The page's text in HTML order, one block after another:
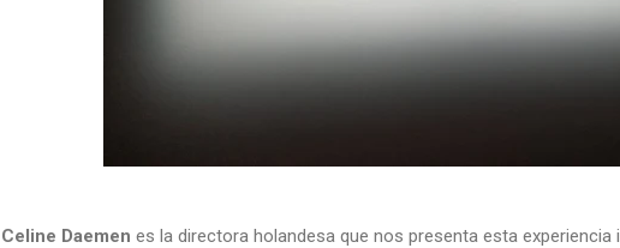
Celine Daemen es la directora holandesa que nos presenta esta experiencia